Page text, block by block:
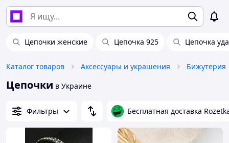
Цепочки женские Цепочка 925 Цепочка
Каталог товаров Аксессуары и украшения Бижутерия
Цепочки в Украине
Фильтры Бесплатная доставка